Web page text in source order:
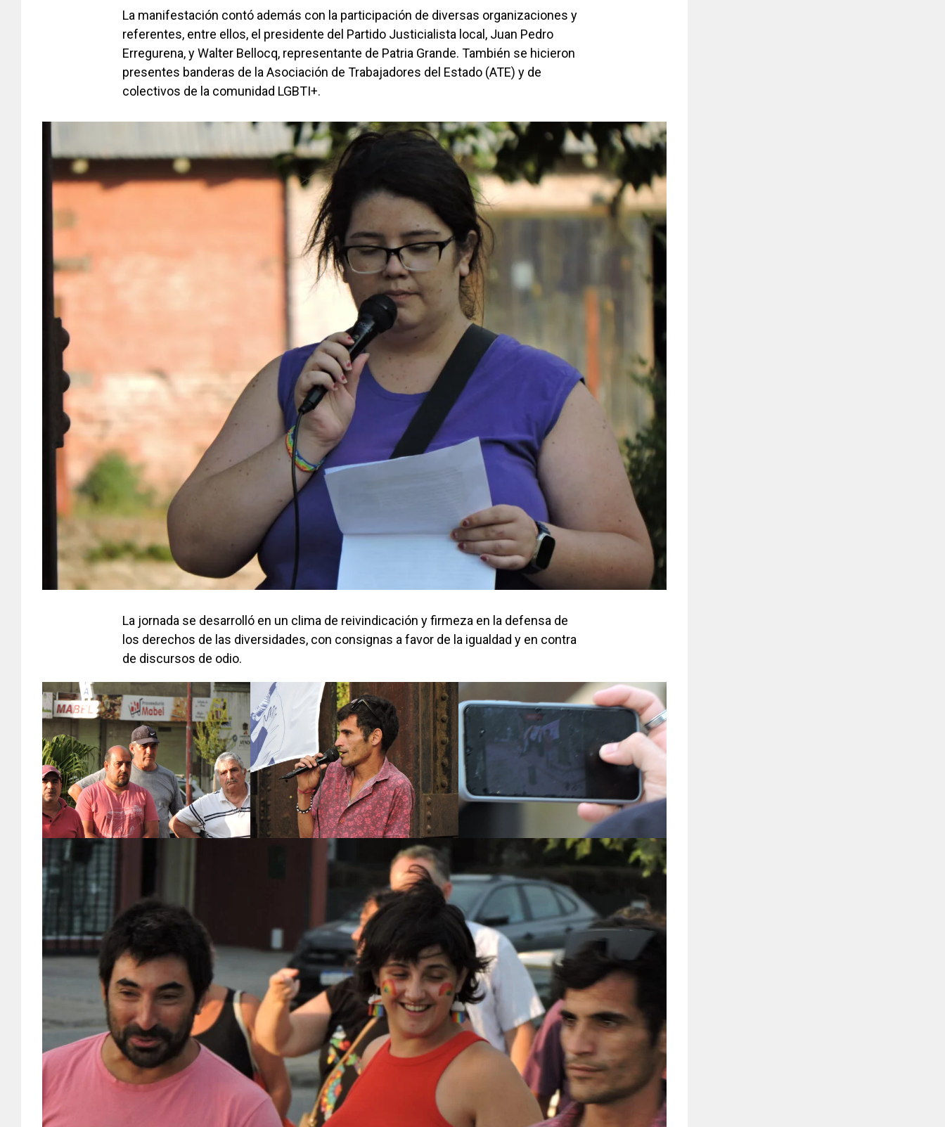
La manifestación contó además con la participación de diversas organizaciones y
referentes, entre ellos, el presidente del Partido Justicialista local, Juan Pedro
Erregurena, y Walter Bellocq, representante de Patria Grande. También se hicieron
presentes banderas de la Asociación de Trabajadores del Estado (ATE) y de
colectivos de la comunidad LGBTI+.
La jornada se desarrolló en un clima de reivindicación y firmeza en la defensa de
los derechos de las diversidades, con consignas a favor de la igualdad y en contra
de discursos de odio.